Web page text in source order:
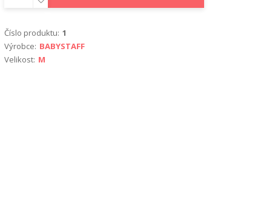
Číslo produktu: 1
Výrobce: BABYSTAFF
Velikost: M